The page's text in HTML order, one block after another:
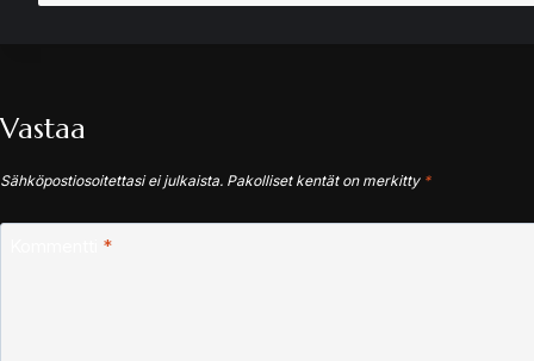
Vastaa
Sähköpostiosoitettasi ei julkaista. Pakolliset kentät on merkitty *
*